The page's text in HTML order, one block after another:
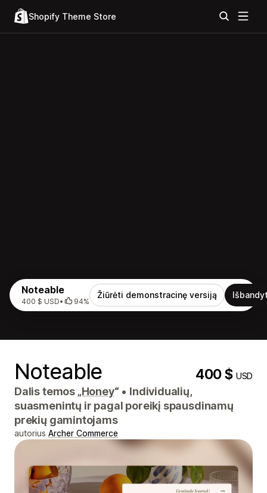
Shopify Theme Store
Noteable
400 $ USD• 94%
Žiūrėti demonstracinę versiją
Noteable 400 $USD
Dalis temos „Honey“ • Individualių,
suasmenintų ir pagal poreikį spausdinamų
prekių gamintojams
autorius Archer Commerce